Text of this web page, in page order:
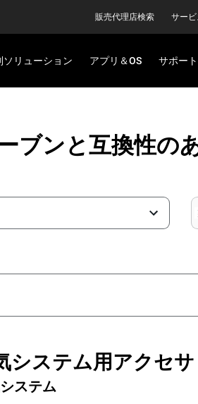
販売代理店検索 サー
ソリューション アプリ＆OS サポート
ブンと互換性の
システム用アクセ
ステム